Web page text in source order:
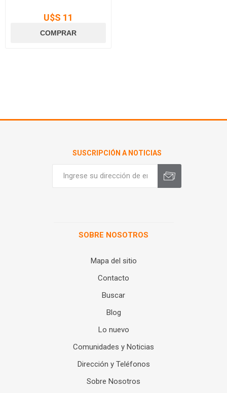
U$S 11
SUSCRIPCIÓN A NOTICIAS
SOBRE NOSOTROS
Mapa del sitio
Contacto
Buscar
Blog
Lo nuevo
Comunidades y Noticias
Dirección y Teléfonos
Sobre Nosotros